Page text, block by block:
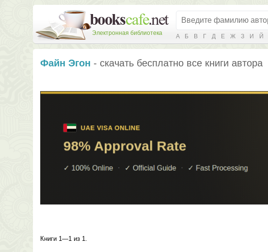
Электронная библиотека А Б В Г Д Е Ж З И Й
Файн Эгон - скачать бесплатно все книги автора
Книги 1—1 из 1.